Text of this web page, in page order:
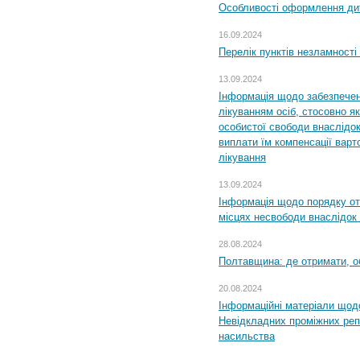
Особливості оформлення
16.09.2024
Перелік пунктів
13.09.2024
Інформація щодо
лікуванням осіб, стосовно
особистої свободи
виплати їм компенсації
лікування
13.09.2024
Інформація щодо порядку
місцях несвободи внаслідок
28.08.2024
Полтавщина: де отримати,
20.08.2024
Інформаційні матеріали
Невідкладних проміжних
насильства